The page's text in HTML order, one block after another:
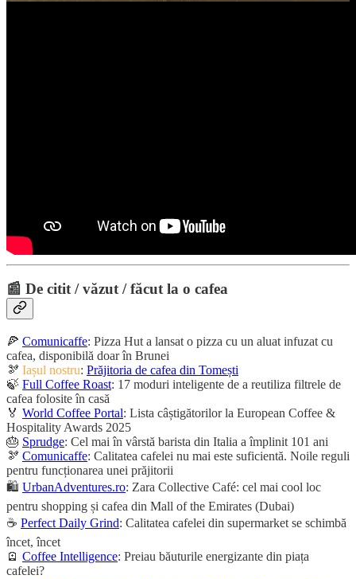
📰 De citit / văzut / făcut la o cafea
🍕 Comunicaffe: Pizza Hut a lansat o pizza cu un aluat infuzat cu
cafea, disponibilă doar în Brunei
🫘 Iașul nostru: Prăjitoria de cafea din Tomești
🍃 Full Coffee Roast: 17 moduri inteligente de a reutiliza filtrele de
cafea folosite în casă
🏅 World Coffee Portal: Lista câștigătorilor la European Coffee &
Hospitality Awards 2025
🎂 Sprudge: Cel mai în vârstă barista din Italia a împlinit 101 ani
🫘 Comunicaffe: Calitatea cafelei nu mai este suficientă. Noile reguli
pentru funcționarea unei prăjitorii
🛍️ UrbanAdventures.ro: Zara Collective Café: cel mai cool loc
pentru shopping și cafea din Mall of the Emirates (Dubai)
☕ Perfect Daily Grind: Calitatea cafelei din supermarket se schimbă
încet, încet
🪫 Coffee Intelligence: Preiau băuturile energizante din piața
cafelei?